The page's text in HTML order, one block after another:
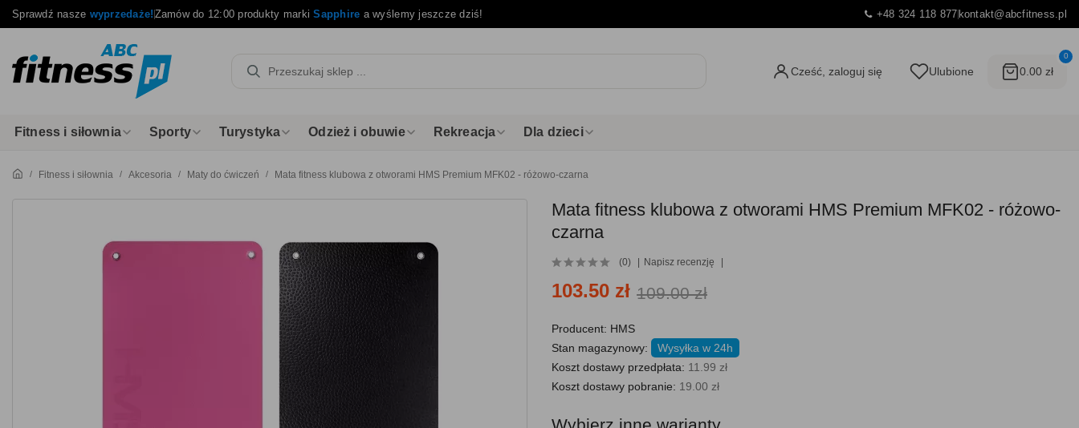
Sprawdź nasze wyprzedaże!Zamów do 12:00 produkty markiSapphire a wyślemy jeszcze dziś! +48 324 118 877kontakt@abcfitness.pl
Cześć, zaloguj się Ulubione
0
0.00 zł
Fitness i siłownia Sporty Turystyka Odzież i obuwie Rekreacja Dla dzieci
Fitness i siłownia Akcesoria Maty do ćwiczeń Mata fitness klubowa z otworami HMS Premium MFK02 - różowo-czarna
Mata fitness klubowa z otworami HMS Premium MFK02 - różowo-
czarna
(0) Napisz recenzję
103.50 zł 109.00 zł
Producent: HMS
Stan magazynowy:
Wysyłka w 24h
Koszt dostawy przedpłata: 11.99 zł
Koszt dostawy pobranie: 19.00 zł